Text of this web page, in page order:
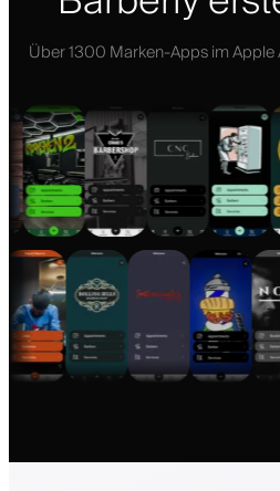
Über 1300 Marken-Apps im Apple